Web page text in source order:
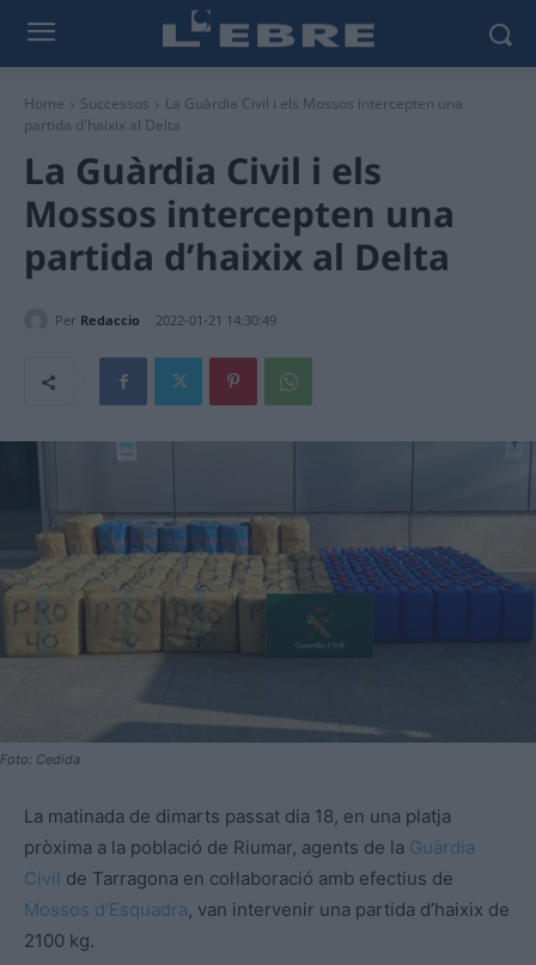
Home Successos
La Guàrdia Civil i els Mossos intercepten una
partida d'haixix al Delta
La Guàrdia Civil i els
Mossos intercepten una
partida d’haixix al Delta
Per Redaccio 2022-01-21 14:30:49
Foto: Cedida
La matinada de dimarts passat dia 18, en una platja
pròxima a la població de Riumar, agents de la Guàrdia
Civil de Tarragona en col·laboració amb efectius de
Mossos d’Esquadra, van intervenir una partida d’haixix de
2100 kg.